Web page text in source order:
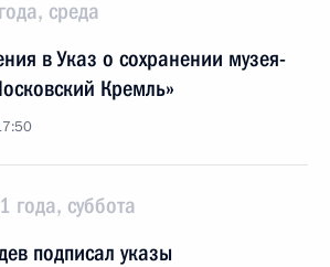
среда
в Указ о сохранении музея-
Кремль»
года, суббота
подписал указы